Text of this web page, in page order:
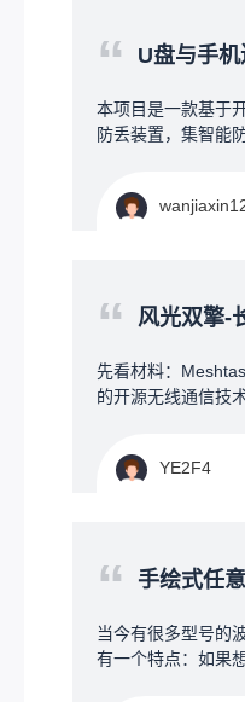
型冷热风扇可以采
背提高手部温度/加
（两个方法仅为个
双重辅助去控制风
以增加一部分的智
动（例如：RGB
“ U盘与手机连接
本项目是一款基于
防丢装置，集智能
光报警或手机端提
醒两方面防止U盘
“ 风光双擎-
先看材料：
的开源无线通信技
能与其他节点直接
息，从而扩展覆盖
行，也能通过蓝牙
astic无线自组网时
想，如果你为了追
在了高楼楼顶，你
YE2F4
“ 手绘式任
当今有很多型号的
有一个特点：如果